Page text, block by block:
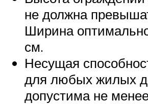
не должна
Ширина
см.
Несущая
для любых жилых
допустима не